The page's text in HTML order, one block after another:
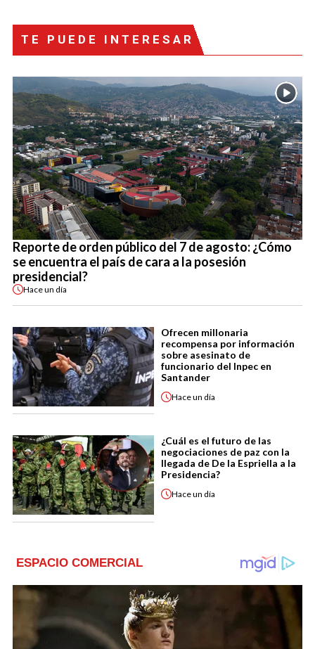
TE PUEDE INTERESAR
Reporte de orden público del 7 de agosto: ¿Cómo
se encuentra el país de cara a la posesión
presidencial?
Haceun día
Ofrecen millonaria
recompensa por información
sobre asesinato de
funcionario del Inpec en
Santander
Haceun día
¿Cuál es el futuro de las
negociaciones de paz con la
llegada de De la Espriella a la
Presidencia?
Haceun día